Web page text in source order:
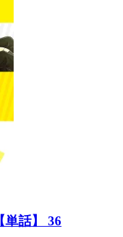
単話】 36